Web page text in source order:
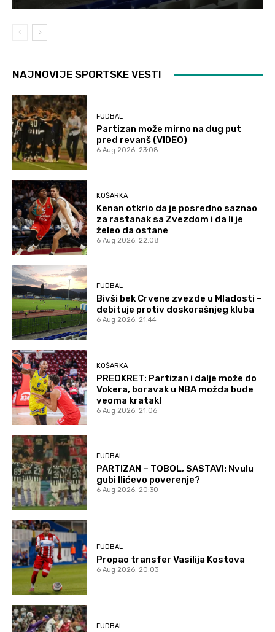
NAJNOVIJE SPORTSKE VESTI
FUDBAL
Partizan može mirno na dug put
pred revanš (VIDEO)
6 Aug 2026. 23:08
KOŠARKA
Kenan otkrio da je posredno saznao
za rastanak sa Zvezdom i da li je
želeo da ostane
6 Aug 2026. 22:08
FUDBAL
Bivši bek Crvene zvezde u Mladosti –
debituje protiv doskorašnjeg kluba
6 Aug 2026. 21:44
KOŠARKA
PREOKRET: Partizan i dalje može do
Vokera, boravak u NBA možda bude
veoma kratak!
6 Aug 2026. 21:06
FUDBAL
PARTIZAN – TOBOL, SASTAVI: Nvulu
gubi Ilićevo poverenje?
6 Aug 2026. 20:30
FUDBAL
Propao transfer Vasilija Kostova
6 Aug 2026. 20:03
FUDBAL